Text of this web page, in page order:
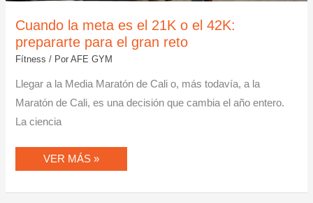
Cuando la meta es el 21K o el 42K:
prepararte para el gran reto
Fítness / PorAFE GYM
Llegar a la Media Maratón de Cali o, más todavía, a la
Maratón de Cali, es una decisión que cambia el año entero.
La ciencia
VER MÁS »